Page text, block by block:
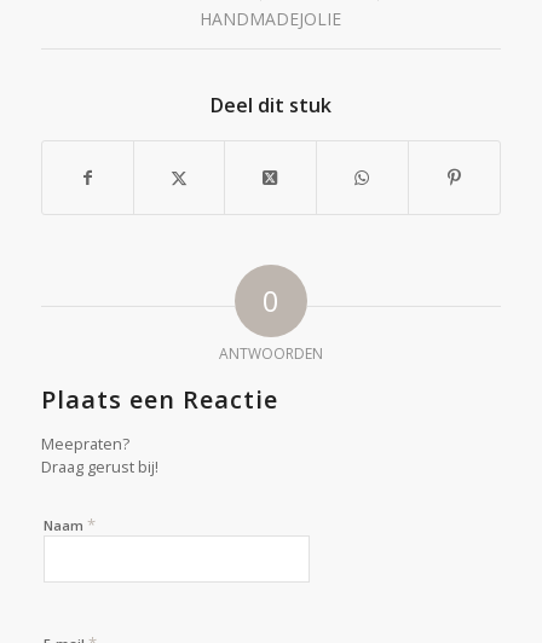
HANDMADEJOLIE
Deel dit stuk
0
ANTWOORDEN
Plaats een Reactie
Meepraten?
Draag gerust bij!
Naam *